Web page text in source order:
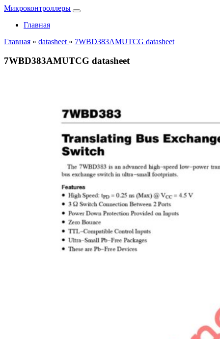
Микроконтроллеры
Главная
Главная » datasheet » 7WBD383AMUTCG datasheet
7WBD383AMUTCG datasheet